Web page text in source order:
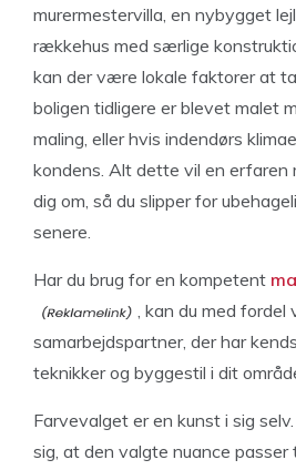
murermestervilla, en nybygget
rækkehus med særlige
kan der være lokale faktorer at
boligen tidligere er blevet malet
maling, eller hvis indendørs
kondens. Alt dette vil en erfaren
dig om, så du slipper for
senere.
Har du brug for en kompetent
, kan du med fordel
samarbejdspartner, der har
teknikker og byggestil i dit
Farvevalget er en kunst i sig
sig, at den valgte nuance passer